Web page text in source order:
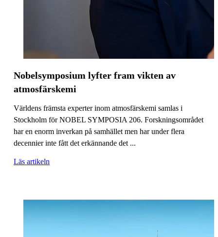
Nobelsymposium lyfter fram vikten av
atmosfärskemi
Världens främsta experter inom atmosfärskemi samlas i
Stockholm för NOBEL SYMPOSIA 206. Forskningsområdet
har en enorm inverkan på samhället men har under flera
decennier inte fått det erkännande det ...
Läs artikeln